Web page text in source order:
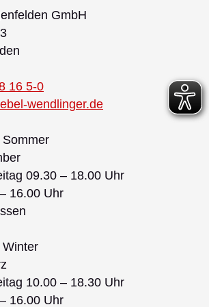
GmbH
16 5-0
wendlinger.de
09.30 – 18.00 Uhr
16.00 Uhr
10.00 – 18.30 Uhr
16.00 Uhr